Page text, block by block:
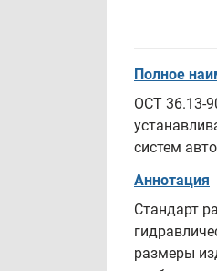
Полное
ОСТ 36.13-
систем
Аннотация
Стандарт
размеры